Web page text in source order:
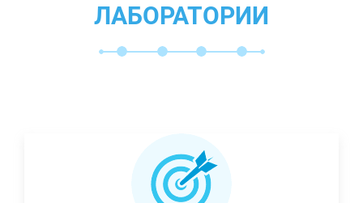
ЛАБОРАТОРИИ